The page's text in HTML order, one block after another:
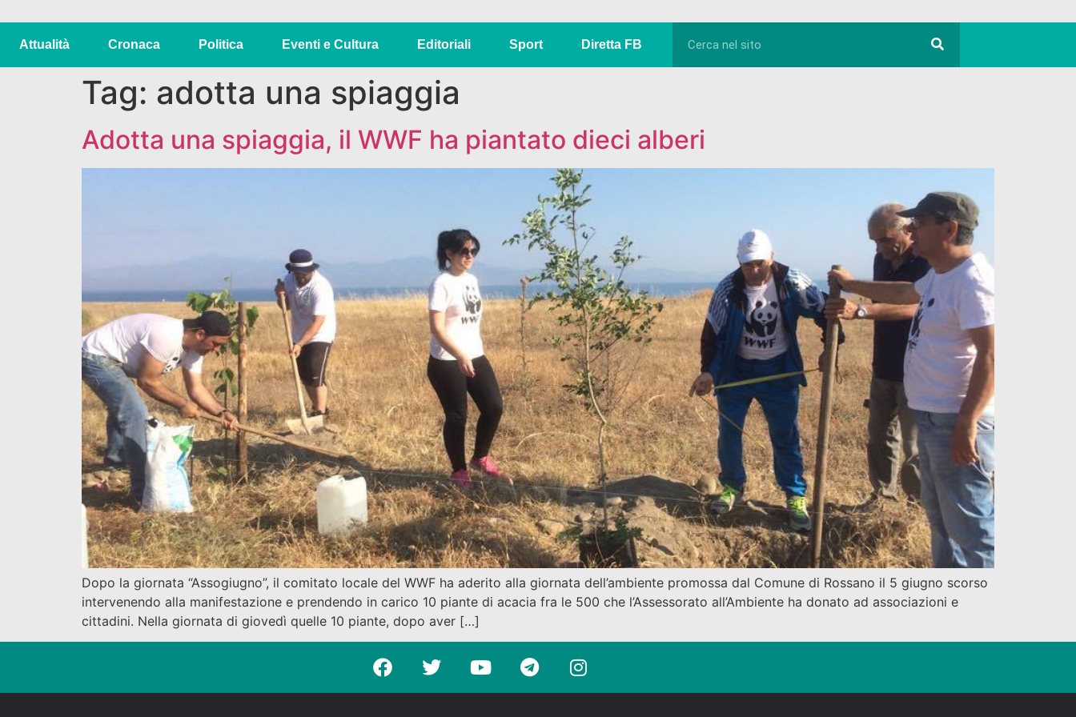
Attualità Cronaca Politica Eventi e Cultura Editoriali Sport Diretta FB
Tag: adotta una spiaggia
Adotta una spiaggia, il WWF ha piantato dieci alberi
Dopo la giornata “Assogiugno”, il comitato locale del WWF ha aderito alla giornata dell’ambiente promossa dal Comune di Rossano il 5 giugno scorso
intervenendo alla manifestazione e prendendo in carico 10 piante di acacia fra le 500 che l’Assessorato all’Ambiente ha donato ad associazioni e
cittadini. Nella giornata di giovedì quelle 10 piante, dopo aver […]